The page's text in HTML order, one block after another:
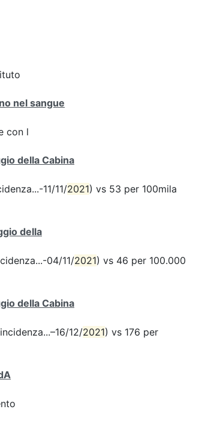
nel sangue
con l
della Cabina
11/11/2021) vs 53 per 100mila
della
04/11/2021) vs 46 per 100.000
della Cabina
12/2021) vs 176 per